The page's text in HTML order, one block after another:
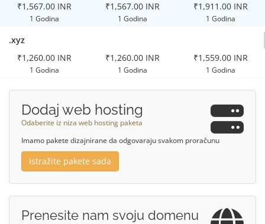
₹1,567.00 INR
1 Godina
₹1,567.00 INR
1 Godina
₹1,911.00 INR
1 Godina
.xyz
₹1,260.00 INR
1 Godina
₹1,260.00 INR
1 Godina
₹1,559.00 INR
1 Godina
Dodaj web hosting
Odaberite iz niza web hosting paketa
Imamo pakete dizajnirane da odgovaraju svakom proračunu
Istražite pakete sada
Prenesite nam svoju domenu